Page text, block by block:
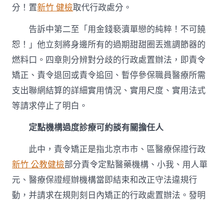
分！置新竹 健檢取代行政處分。
告訴中第二至「用金錢褻瀆單戀的純粹！不可饒
恕！」他立刻將身邊所有的過期甜甜圈丟進調節器的
燃料口。四章則分辨對分歧的行政處置辦法，即責令
矯正、責令退回或責令追回、暫停參保職員醫療所需
支出聯網結算的詳細實用情況、實用尺度、實用法式
等請求停止了明白。
定點機構過度診療可約談有關擔任人
此中，責令矯正是指北京市市、區醫療保證行政
新竹 公教健檢部分責令定點醫藥機構、小我、用人單
元、醫療保證經辦機構當即結束和改正守法違規行
動，并請求在規則刻日內矯正的行政處置辦法。發明